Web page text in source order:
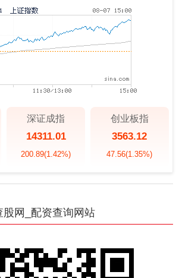
深证成指
14311.01
200.89(1.42%)
创业板指
3563.12
47.56(1.35%)
股网_配资查询网站